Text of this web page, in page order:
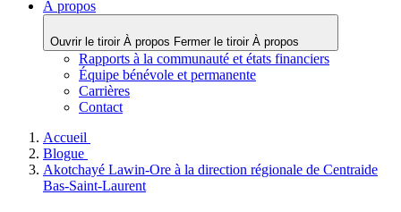
À propos
Ouvrir le tiroir À propos Fermer le tiroir À propos
Rapports à la communauté et états financiers
Équipe bénévole et permanente
Carrières
Contact
Accueil
Blogue
Akotchayé Lawin-Ore à la direction régionale de Centraide
Bas-Saint-Laurent